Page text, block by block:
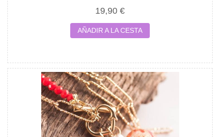
19,90 €
AÑADIR A LA CESTA